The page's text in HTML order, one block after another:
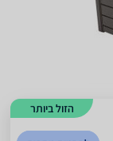
הזול ביותר